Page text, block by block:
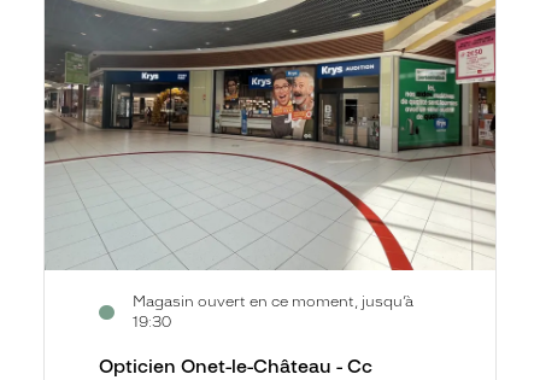
Château
Cc
Leclerc
-
Krys
Magasin ouvert en ce moment, jusqu’à
19:30
Opticien Onet-le-Château - Cc